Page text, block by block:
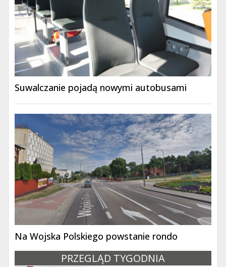
Suwalczanie pojadą nowymi autobusami
Na Wojska Polskiego powstanie rondo
PRZEGLĄD TYGODNIA